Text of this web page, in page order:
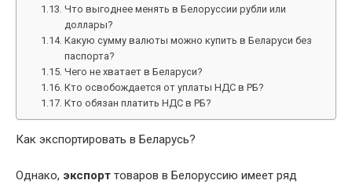
Что выгоднее менять в Белоруссии рубли или
доллары?
Какую сумму валюты можно купить в Беларуси без
паспорта?
Чего не хватает в Беларуси?
Кто освобождается от уплаты НДС в РБ?
Кто обязан платить НДС в РБ?
Как экспортировать в Беларусь?
Однако, экспорт товаров в Белоруссию имеет ряд